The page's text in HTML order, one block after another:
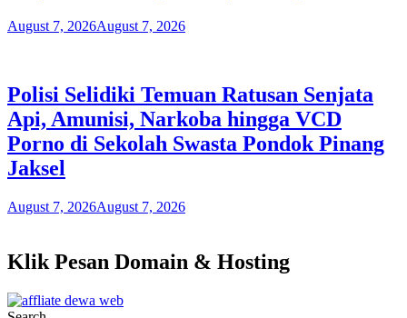
August 7, 2026August 7, 2026
Polisi Selidiki Temuan Ratusan Senjata
Api, Amunisi, Narkoba hingga VCD
Porno di Sekolah Swasta Pondok Pinang
Jaksel
August 7, 2026August 7, 2026
Klik Pesan Domain & Hosting